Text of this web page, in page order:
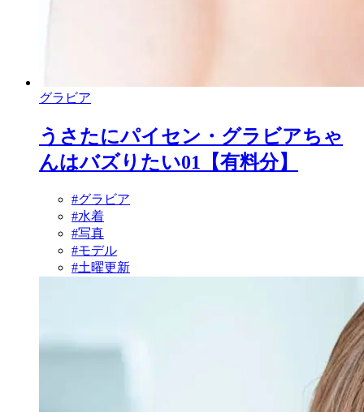
グラビア
うさたにパイセン・グラビアちゃ
んはバズりたい01【有料分】
#グラビア
#水着
#写真
#モデル
#土曜更新